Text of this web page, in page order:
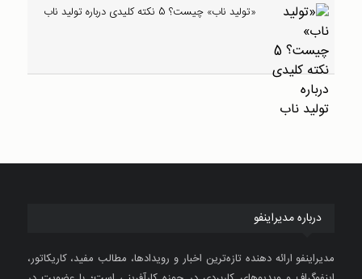
«تولید ناب» چیست؟ 5 نکته کلیدی درباره تولید ناب
درباره مدیراینفو
مدیراینفو ارائه دهنده تازه‌ترین اخبار و رویدادها، مطالب مفید، کاریکاتور،